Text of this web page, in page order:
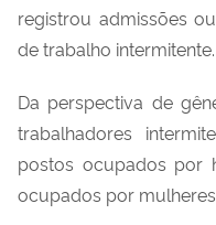
registrou admissões
de trabalho intermitente.
Da perspectiva de
trabalhadores
postos ocupados por
ocupados por mulheres